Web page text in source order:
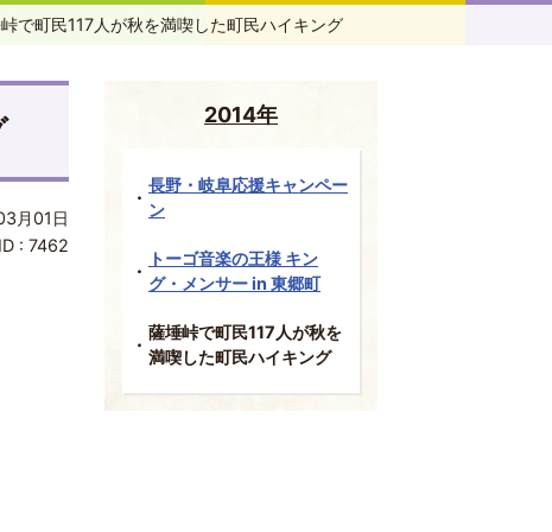
で町民117人が秋を満喫した町民ハイキング
月01日
: 7462
2014年
長野・岐阜応援キャンペー
ン
トーゴ音楽の王様 キン
グ・メンサー in 東郷町
薩埵峠で町民117人が秋を
満喫した町民ハイキング